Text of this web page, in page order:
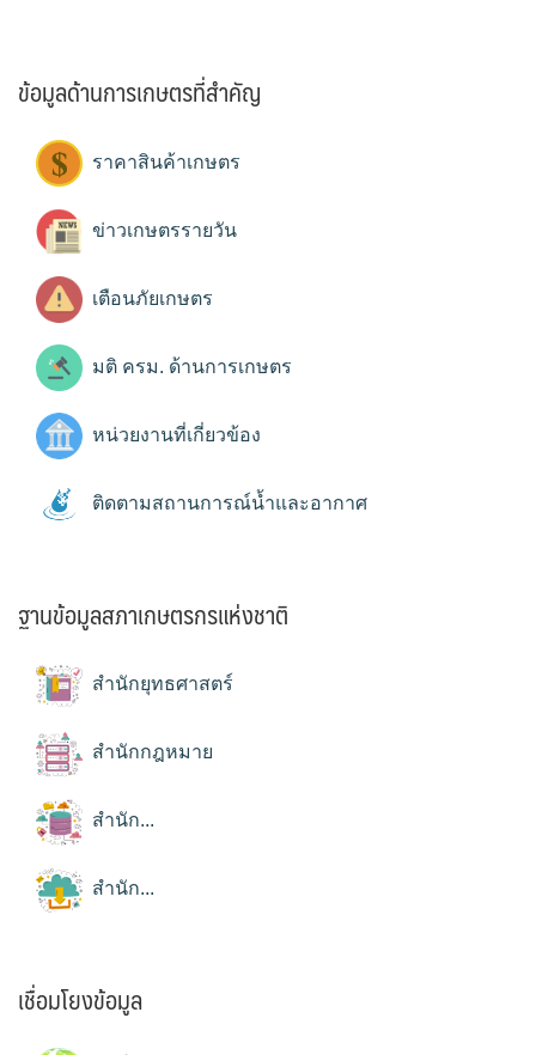
ข้อมูลด้านการเกษตรที่สำคัญ
ราคาสินค้าเกษตร
ข่าวเกษตรรายวัน
เตือนภัยเกษตร
มติ ครม. ด้านการเกษตร
หน่วยงานที่เกี่ยวข้อง
ติดตามสถานการณ์น้ำและอากาศ
ฐานข้อมูลสภาเกษตรกรแห่งชาติ
สำนักยุทธศาสตร์
สำนักกฎหมาย
สำนัก...
สำนัก...
เชื่อมโยงข้อมูล